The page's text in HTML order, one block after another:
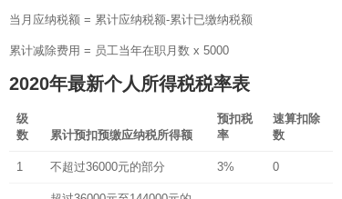
当月应纳税额 = 累计应纳税额-累计已缴纳税额
累计减除费用 = 员工当年在职月数 x 5000
2020年最新个人所得税税率表
级
数
累计预扣预缴应纳税所得额
预扣税
率
速算扣除
数
1 不超过36000元的部分 3% 0